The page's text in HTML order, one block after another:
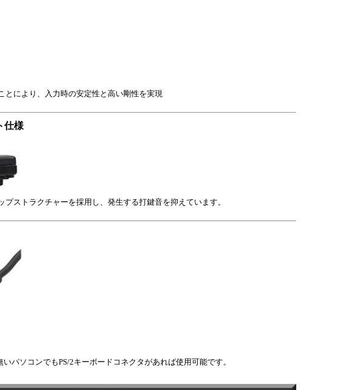
とにより、入力時の安定性と高い剛性を実現
仕様
ストラクチャーを採用し、発生する打鍵音を抑えています。
パソコンでもPS/2キーボードコネクタがあれば使用可能です。